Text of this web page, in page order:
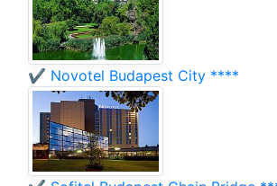
✔️ Novotel Budapest City ****